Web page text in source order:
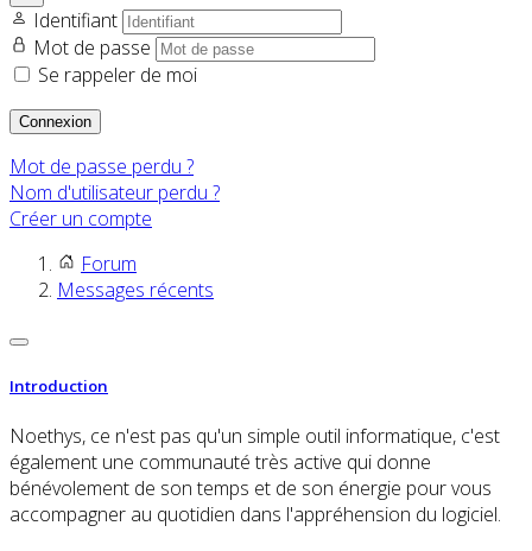
Identifiant
Mot de passe
Se rappeler de moi
Connexion
Mot de passe perdu ?
Nom d'utilisateur perdu ?
Créer un compte
Forum
Messages récents
Introduction
Noethys, ce n'est pas qu'un simple outil informatique, c'est
également une communauté très active qui donne
bénévolement de son temps et de son énergie pour vous
accompagner au quotidien dans l'appréhension du logiciel.